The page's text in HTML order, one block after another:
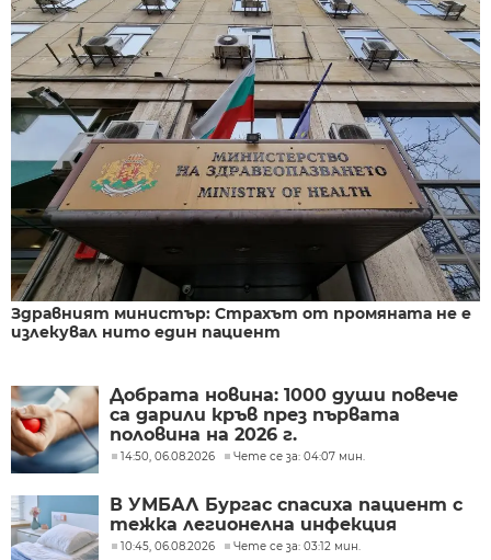
Здравният министър: Страхът от промяната не е
излекувал нито един пациент
Добрата новина: 1000 души повече
са дарили кръв през първата
половина на 2026 г.
14:50, 06.08.2026 Чете се за: 04:07 мин.
В УМБАЛ Бургас спасиха пациент с
тежка легионелна инфекция
10:45, 06.08.2026 Чете се за: 03:12 мин.